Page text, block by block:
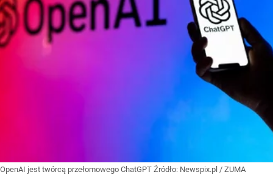
OpenAI jest twórcą przełomowego ChatGPT Źródło: Newspix.pl / ZUMA